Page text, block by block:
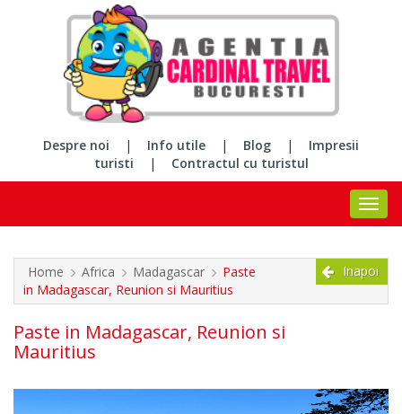
Despre noi | Info utile | Blog |
Impresii
turisti
| Contractul cu turistul
Home Africa Madagascar
Paste
in Madagascar, Reunion si Mauritius
Inapoi
Paste in Madagascar, Reunion si
Mauritius